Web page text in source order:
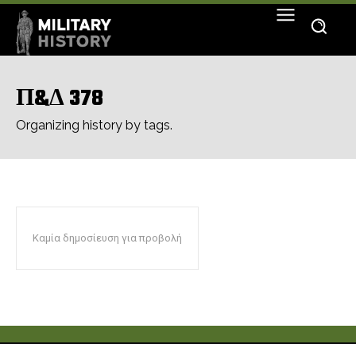
Π&Δ 378
Organizing history by tags.
Καμία δημοσίευση για προβολή